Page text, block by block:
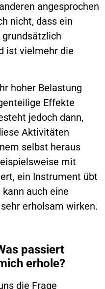
angesprochen
nicht, dass ein
ist vielmehr die
hoher Belastung
Effekte
jedoch dann,
Aktivitäten
selbst heraus
mit
ein Instrument übt
auch eine
erholsam wirken.
passiert
erhole?
die Frage